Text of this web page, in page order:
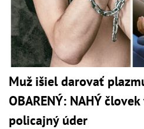
Muž išiel darovať
OBARENÝ: NAHÝ
policajný úder